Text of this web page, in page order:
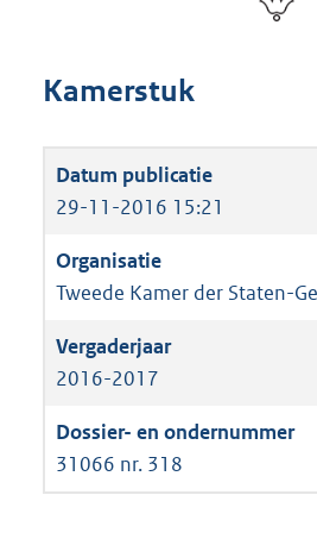
Kamerstuk
29-11-2016 15:21
Tweede Kamer der Staten-
2016-2017
31066 nr. 318